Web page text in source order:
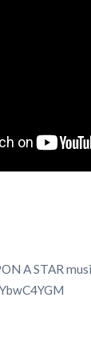
A STAR